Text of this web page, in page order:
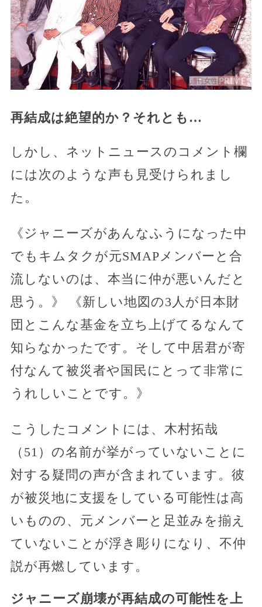
再結成は絶望的か？それとも…
しかし、ネットニュースのコメント欄
には次のような声も見受けられまし
た。
《ジャニーズがあんなふうになった中
でもキムタクが元SMAPメンバーと合
流しないのは、本当に仲が悪いんだと
思う。》 《新しい地図の3人が日本財
団とこんな基金を立ち上げてるなんて
知らなかったです。そして中居君が寄
付なんて被災者や国民にとって非常に
うれしいことです。》
こうしたコメントには、木村拓哉
（51）の名前が挙がっていないことに
対する疑問の声が含まれています。彼
が被災地に支援をしている可能性は高
いものの、元メンバーと足並みを揃え
ていないことが浮き彫りになり、不仲
説が再燃しています。
ジャニーズ崩壊が再結成の可能性を上